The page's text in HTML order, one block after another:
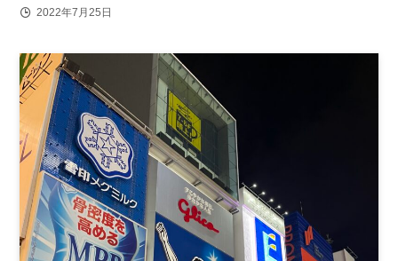
2022年7月25日